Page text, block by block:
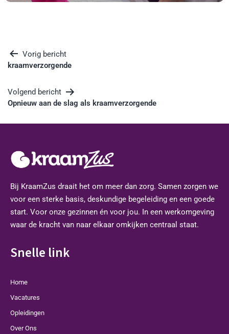
Vorig bericht
kraamverzorgende
Volgend bericht
Opnieuw aan de slag als kraamverzorgende
Bij KraamZus draait het om meer dan zorg. Samen zorgen we
voor een sterke basis, deskundige begeleiding en een goede
start. Voor onze gezinnen én voor jou. In een werkomgeving
waar de kracht van naar elkaar omkijken centraal staat.
Snelle link
Home
Vacatures
Opleidingen
Over Ons